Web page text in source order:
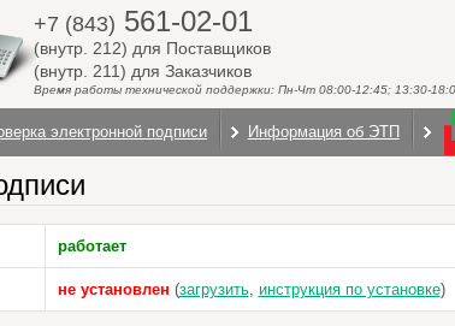
+7 (843) 561-02-01
(внутр. 212) для Поставщиков
(внутр. 211) для Заказчиков
Время работы технической поддержки: Пн-Чт 08:00-12:45; 13:30-
электронной подписи Информация об ЭТП
работает
не установлен (загрузить, инструкция по установке)